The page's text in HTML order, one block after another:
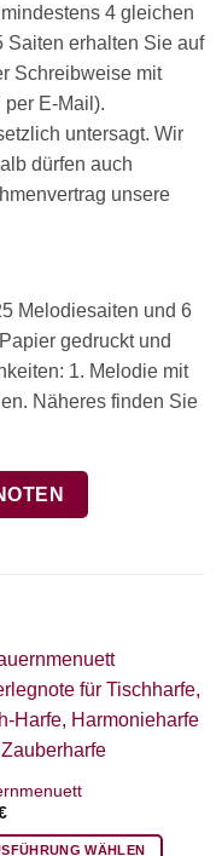
4 gleichen
Saiten erhalten Sie auf
Schreibweise mit
E-Mail).
untersagt. Wir
dürfen auch
unsere
Melodiesaiten und 6
gedruckt und
1. Melodie mit
Näheres finden Sie
WÄHLEN